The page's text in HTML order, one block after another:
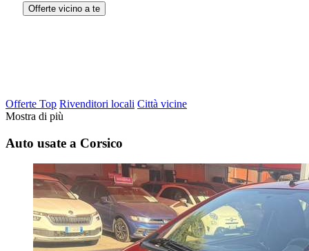
Offerte vicino a te
Offerte Top Rivenditori locali Città vicine
Mostra di più
Auto usate a Corsico